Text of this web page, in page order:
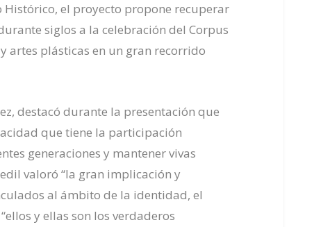
el proyecto propone recuperar
siglos a la celebración del Corpus
artes plásticas en un gran recorrido
destacó durante la presentación que
que tiene la participación
generaciones y mantener vivas
valoró “la gran implicación y
al ámbito de la identidad, el
y ellas son los verdaderos